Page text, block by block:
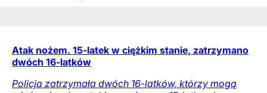
Atak nożem. 15-latek w ciężkim stanie, zatrzymano
dwóch 16-latków
Policja zatrzymała dwóch 16-latków, którzy mogą